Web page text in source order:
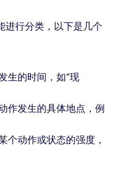
进行分类，以下是几个
生的时间，如“现
作发生的具体地点，例
个动作或状态的强度，